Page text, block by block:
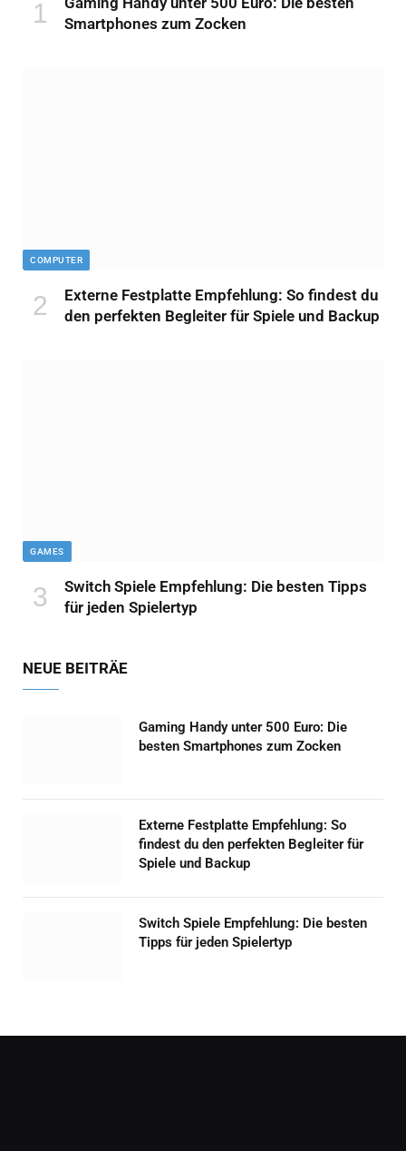
Smartphones zum Zocken
COMPUTER
Externe Festplatte Empfehlung: So findest du
den perfekten Begleiter für Spiele und Backup
GAMES
Switch Spiele Empfehlung: Die besten Tipps
für jeden Spielertyp
NEUE BEITRÄE
Gaming Handy unter 500 Euro: Die
besten Smartphones zum Zocken
Externe Festplatte Empfehlung: So
findest du den perfekten Begleiter für
Spiele und Backup
Switch Spiele Empfehlung: Die besten
Tipps für jeden Spielertyp